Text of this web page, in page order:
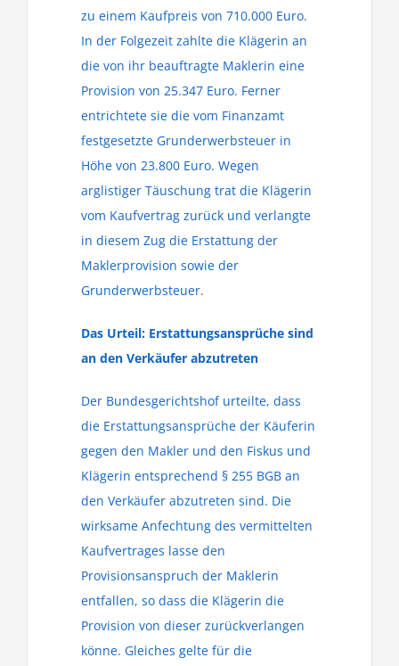
zu einem Kaufpreis von 710.000 Euro.
In der Folgezeit zahlte die Klägerin an
die von ihr beauftragte Maklerin eine
Provision von 25.347 Euro. Ferner
entrichtete sie die vom Finanzamt
festgesetzte Grunderwerbsteuer in
Höhe von 23.800 Euro. Wegen
arglistiger Täuschung trat die Klägerin
vom Kaufvertrag zurück und verlangte
in diesem Zug die Erstattung der
Maklerprovision sowie der
Grunderwerbsteuer.
Das Urteil: Erstattungsansprüche sind
an den Verkäufer abzutreten
Der Bundesgerichtshof urteilte, dass
die Erstattungsansprüche der Käuferin
gegen den Makler und den Fiskus und
Klägerin entsprechend § 255 BGB an
den Verkäufer abzutreten sind. Die
wirksame Anfechtung des vermittelten
Kaufvertrages lasse den
Provisionsanspruch der Maklerin
entfallen, so dass die Klägerin die
Provision von dieser zurückverlangen
könne. Gleiches gelte für die